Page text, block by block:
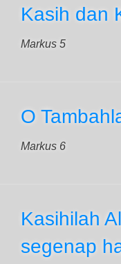
Kasih dan
Markus 5
O
Markus 6
Kasihilah
segenap